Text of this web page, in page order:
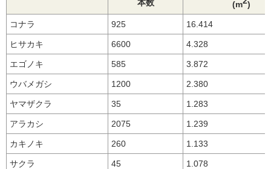
本数 (m )
コナラ 925 16.414
ヒサカキ 6600 4.328
エゴノキ 585 3.872
ウバメガシ 1200 2.380
ヤマザクラ 35 1.283
アラカシ 2075 1.239
カキノキ 260 1.133
サクラ 45 1.078